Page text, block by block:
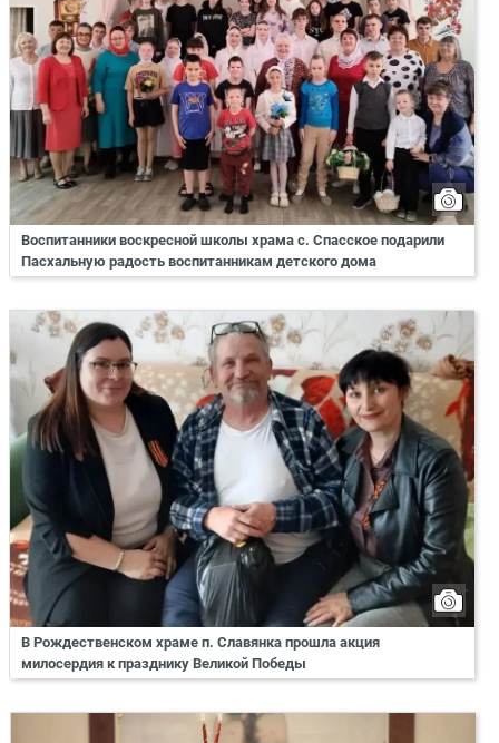
Воспитанники воскресной школы храма с. Спасское подарили
Пасхальную радость воспитанникам детского дома
В Рождественском храме п. Славянка прошла акция
милосердия к празднику Великой Победы